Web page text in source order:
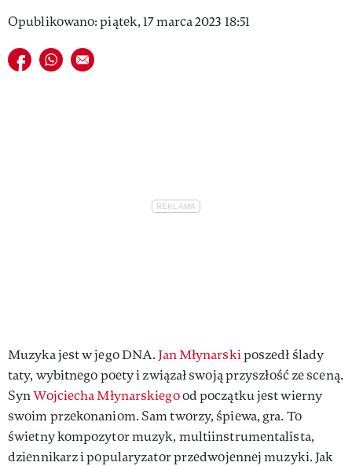
MAGAZYN VIVA!
Opublikowano: piątek, 17 marca 2023 18:51
Udostępnij na facebook
Udostępnij na whatsapp
E-mail do przyjaciela
Muzyka jest w jego DNA. Jan Młynarskiposzedł ślady
taty, wybitnego poety i związał swoją przyszłość ze sceną.
SynWojciecha Młynarskiegood początku jest wierny
swoim przekonaniom. Sam tworzy, śpiewa, gra. To
świetny kompozytor muzyk, multiinstrumentalista,
dziennikarz i popularyzator przedwojennej muzyki. Jak